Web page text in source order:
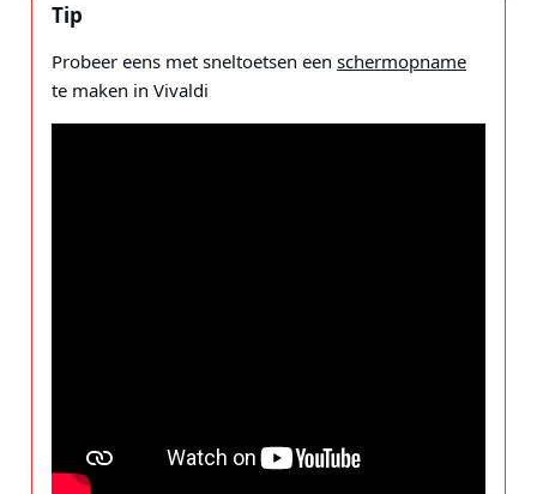
Tip
Probeer eens met sneltoetsen een schermopname
te maken in Vivaldi